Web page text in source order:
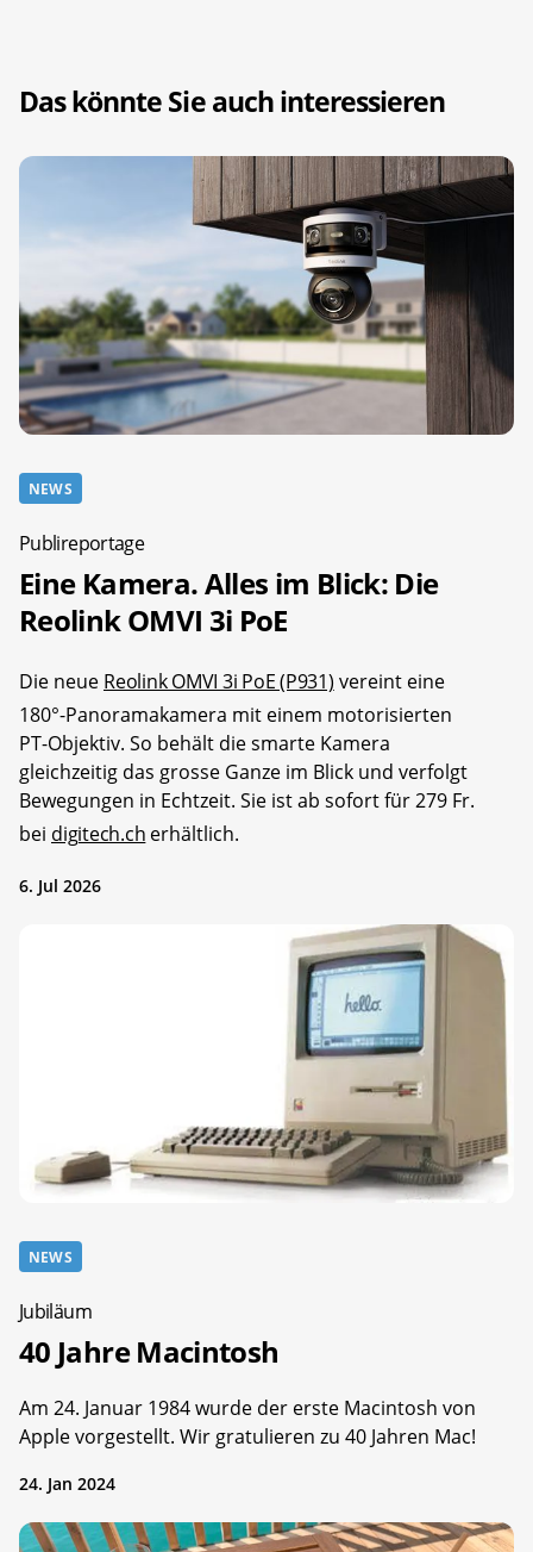
Das könnte Sie auch interessieren
NEWS
Publireportage
Eine Kamera. Alles im Blick: Die
Reolink OMVI 3i PoE
Die neue Reolink OMVI 3i PoE (P931) vereint eine
180°-Panoramakamera mit einem motorisierten
PT-Objektiv. So behält die smarte Kamera
gleichzeitig das grosse Ganze im Blick und verfolgt
Bewegungen in Echtzeit. Sie ist ab sofort für 279 Fr.
bei digitech.ch erhältlich.
6. Jul 2026
NEWS
Jubiläum
40 Jahre Macintosh
Am 24. Januar 1984 wurde der erste Macintosh von
Apple vorgestellt. Wir gratulieren zu 40 Jahren Mac!
24. Jan 2024